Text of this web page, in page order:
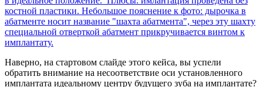
Наверно, на стартовом слайде этого кейса, вы успели
обратить внимание на несоответствие оси установленного
имплантата идеальному центру будущего зуба на имплантате?